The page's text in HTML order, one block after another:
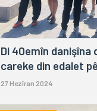
Di 40emîn danişîna
careke din edalet
27 Hezîran 2024